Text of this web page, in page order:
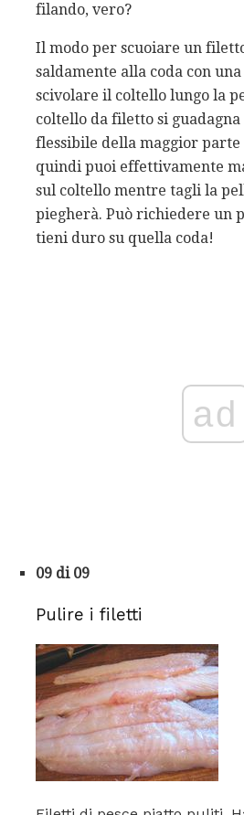
filando, vero?
Il modo per scuoiare un
saldamente alla coda con
scivolare il coltello lungo la
coltello da filetto si
flessibile della maggior
quindi puoi effettivamente
sul coltello mentre tagli la
piegherà. Può richiedere un
tieni duro su quella coda!
ad
09 di 09
Pulire i filetti